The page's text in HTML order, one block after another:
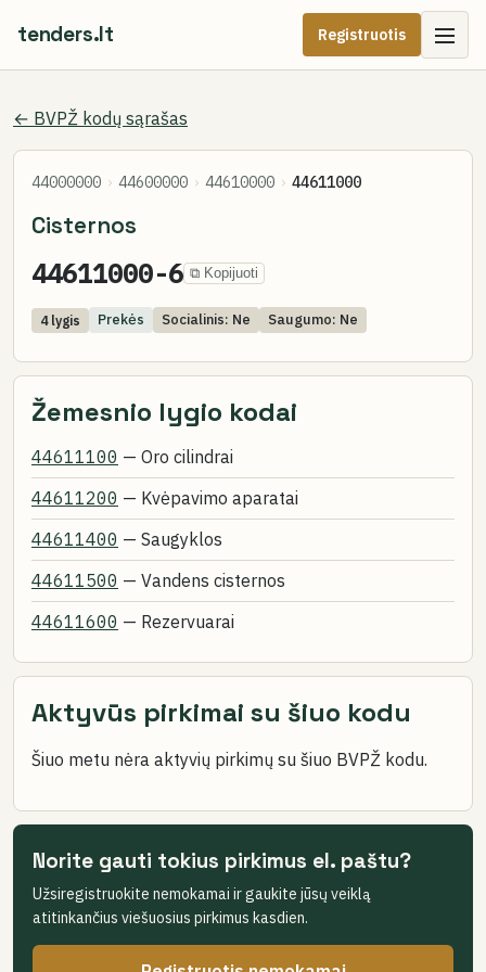
tenders.lt Registruotis
← BVPŽ kodų sąrašas
44000000 › 44600000 › 44610000 › 44611000
Cisternos
44611000-6 ⧉ Kopijuoti
4 lygis Prekės Socialinis: Ne Saugumo: Ne
Žemesnio lygio kodai
44611100 — Oro cilindrai
44611200 — Kvėpavimo aparatai
44611400 — Saugyklos
44611500 — Vandens cisternos
44611600 — Rezervuarai
Aktyvūs pirkimai su šiuo kodu
Šiuo metu nėra aktyvių pirkimų su šiuo BVPŽ kodu.
Norite gauti tokius pirkimus el. paštu?
Užsiregistruokite nemokamai ir gaukite jūsų veiklą
atitinkančius viešuosius pirkimus kasdien.